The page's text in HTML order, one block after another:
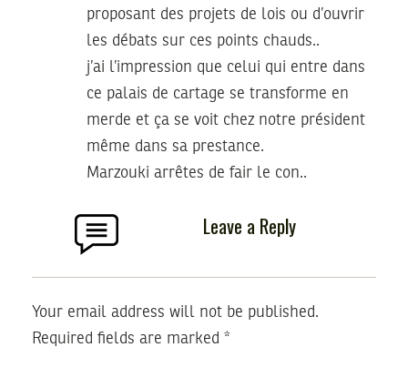
proposant des projets de lois ou d’ouvrir
les débats sur ces points chauds..
j’ai l’impression que celui qui entre dans
ce palais de cartage se transforme en
merde et ça se voit chez notre président
même dans sa prestance.
Marzouki arrêtes de fair le con..
Leave a Reply
Your email address will not be published.
Required fields are marked *